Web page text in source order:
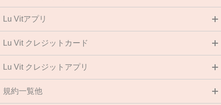
Lu Vitアプリ
Lu Vit クレジットカード
Lu Vit クレジットアプリ
規約一覧他